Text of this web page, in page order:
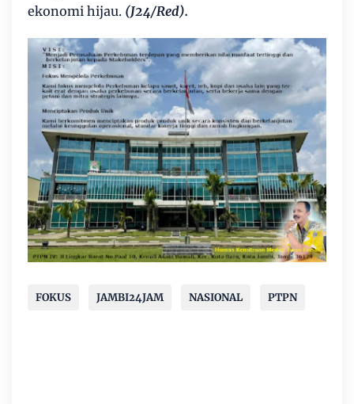
ekonomi hijau. (J24/Red).
FOKUS JAMBI24JAM NASIONAL PTPN